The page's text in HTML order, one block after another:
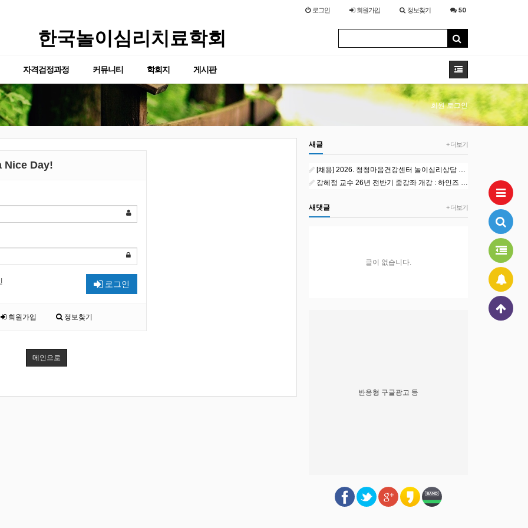
로그인 회원가입 정보찾기 50
한국놀이심리치료학회
자격검정과정 커뮤니티 학회지 게시판
회원 로그인
Nice Day!
로그인
회원가입 정보찾기
메인으로
+ 더보기
새글
[채용] 2026. 청청마음건강센터 놀이심리상담 외부강사 1차 공개채용 공고
강혜정 교수 26년 전반기 줌강좌 개강 : 하인즈 코헛과 자기심리학
+ 더보기
새댓글
글이 없습니다.
반응형 구글광고 등